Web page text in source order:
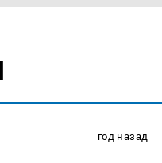
год назад